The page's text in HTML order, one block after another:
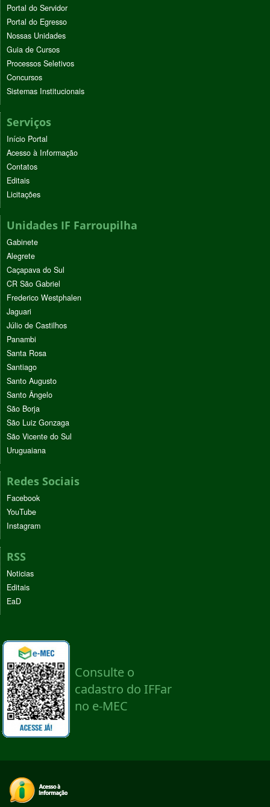
Portal do Servidor
Portal do Egresso
Nossas Unidades
Guia de Cursos
Processos Seletivos
Concursos
Sistemas Institucionais
Serviços
Início Portal
Acesso à Informação
Contatos
Editais
Licitações
Unidades IF Farroupilha
Gabinete
Alegrete
Caçapava do Sul
CR São Gabriel
Frederico Westphalen
Jaguari
Júlio de Castilhos
Panambi
Santa Rosa
Santiago
Santo Augusto
Santo Ângelo
São Borja
São Luiz Gonzaga
São Vicente do Sul
Uruguaiana
Redes Sociais
Facebook
YouTube
Instagram
RSS
Noticias
Editais
EaD